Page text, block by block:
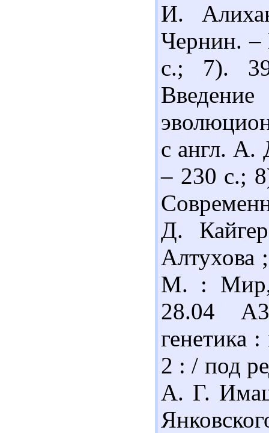
И.
Чернин.
с.; 7).
с англ.
– 230 с.;
Д.
Алтухова
М. : Мир,
28.04
генетика
2 : / под
А. Г.